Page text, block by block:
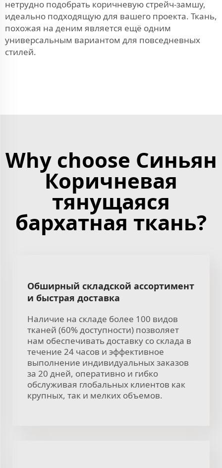
нетрудно подобрать коричневую стрейч-замшу,
идеально подходящую для вашего проекта. Ткань,
похожая на деним является ещё одним
универсальным вариантом для повседневных
стилей.
Why choose Синьян
Коричневая
тянущаяся
бархатная ткань?
Обширный складской ассортимент
и быстрая доставка
Наличие на складе более 100 видов
тканей (60% доступности) позволяет
нам обеспечивать доставку со склада в
течение 24 часов и эффективное
выполнение индивидуальных заказов
за 20 дней, оперативно и гибко
обслуживая глобальных клиентов как
крупных, так и мелких объемов.